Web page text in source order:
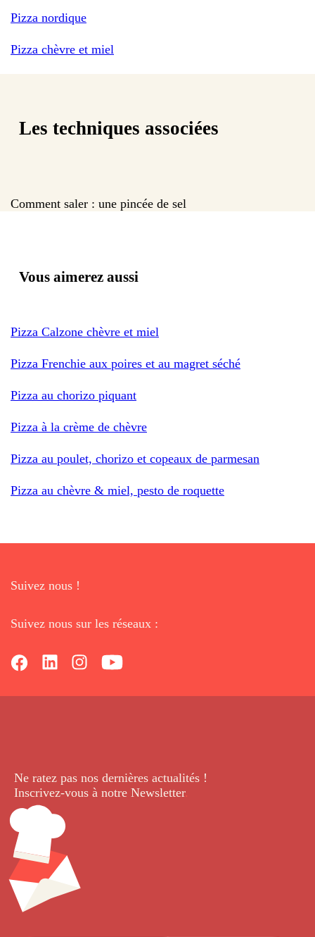
Pizza nordique
Pizza chèvre et miel
Les techniques associées
Comment saler : une pincée de sel
Vous aimerez aussi
Pizza Calzone chèvre et miel
Pizza Frenchie aux poires et au magret séché
Pizza au chorizo piquant
Pizza à la crème de chèvre
Pizza au poulet, chorizo et copeaux de parmesan
Pizza au chèvre & miel, pesto de roquette
Suivez nous !
Suivez nous sur les réseaux :
Ne ratez pas nos dernières actualités !
Inscrivez-vous à notre Newsletter.